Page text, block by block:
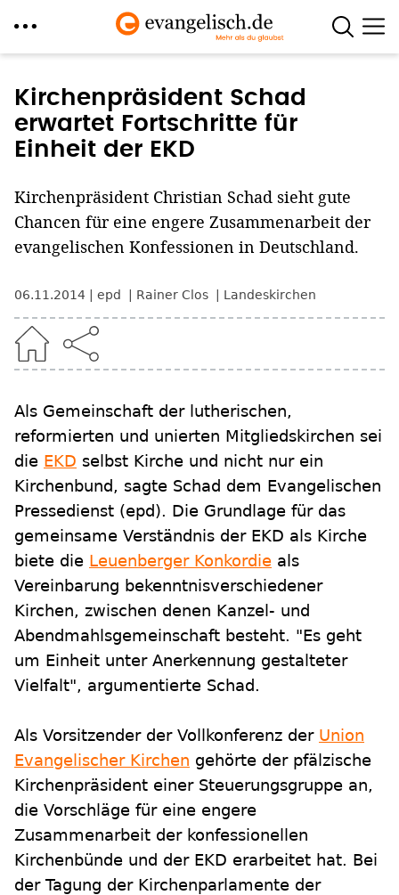
zum
Inhalt
Kirchenpräsident Schad
erwartet Fortschritte für
Einheit der EKD
Kirchenpräsident Christian Schad sieht gute
Chancen für eine engere Zusammenarbeit der
evangelischen Konfessionen in Deutschland.
06.11.2014 epd Rainer Clos Landeskirchen
Als Gemeinschaft der lutherischen,
reformierten und unierten Mitgliedskirchen sei
die EKD selbst Kirche und nicht nur ein
Kirchenbund, sagte Schad dem Evangelischen
Pressedienst (epd). Die Grundlage für das
gemeinsame Verständnis der EKD als Kirche
biete die Leuenberger Konkordie als
Vereinbarung bekenntnisverschiedener
Kirchen, zwischen denen Kanzel- und
Abendmahlsgemeinschaft besteht. "Es geht
um Einheit unter Anerkennung gestalteter
Vielfalt", argumentierte Schad.
Als Vorsitzender der Vollkonferenz der Union
Evangelischer Kirchen gehörte der pfälzische
Kirchenpräsident einer Steuerungsgruppe an,
die Vorschläge für eine engere
Zusammenarbeit der konfessionellen
Kirchenbünde und der EKD erarbeitet hat. Bei
der Tagung der Kirchenparlamente der